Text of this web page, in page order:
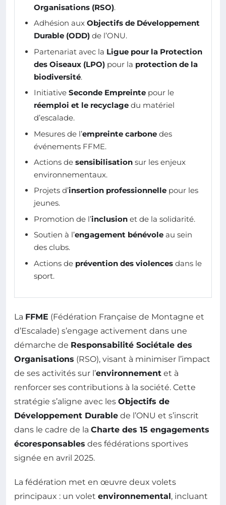
Organisations (RSO).
Adhésion aux Objectifs de Développement
Durable (ODD) de l’ONU.
Partenariat avec la Ligue pour la Protection
des Oiseaux (LPO) pour la protection de la
biodiversité.
Initiative Seconde Empreinte pour le
réemploi et le recyclage du matériel
d’escalade.
Mesures de l’empreinte carbone des
événements FFME.
Actions de sensibilisation sur les enjeux
environnementaux.
Projets d’insertion professionnelle pour les
jeunes.
Promotion de l’inclusion et de la solidarité.
Soutien à l’engagement bénévole au sein
des clubs.
Actions de prévention des violences dans le
sport.
La FFME (Fédération Française de Montagne et
d’Escalade) s’engage activement dans une
démarche de Responsabilité Sociétale des
Organisations (RSO), visant à minimiser l’impact
de ses activités sur l’environnement et à
renforcer ses contributions à la société. Cette
stratégie s’aligne avec les Objectifs de
Développement Durable de l’ONU et s’inscrit
dans le cadre de la Charte des 15 engagements
écoresponsables des fédérations sportives
signée en avril 2025.
La fédération met en œuvre deux volets
principaux : un volet environnemental, incluant